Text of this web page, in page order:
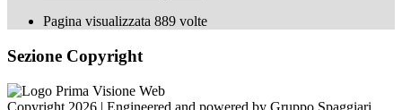
Pagina visualizzata 889 volte
Sezione Copyright
Copyright 2026 | Engineered and powered by Gruppo Spaggiari